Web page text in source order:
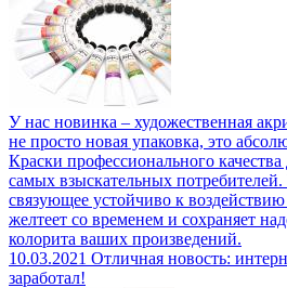
У нас новинка – художественная
не просто новая упаковка, это
Краски профессионального
самых взыскательных
связующее устойчиво к воздействию
желтеет со временем и сохраняет
колорита ваших произведений.
10.03.2021 Отличная новость:
заработал!